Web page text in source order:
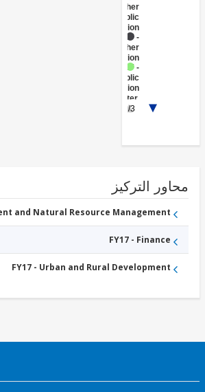
Administration
Transportation
Administration
Sanitation and
Sanitation
and
Waste
Management
التركيز
and Natural Resource Management
FY17 - Finance
FY17 - Urban and Rural Development